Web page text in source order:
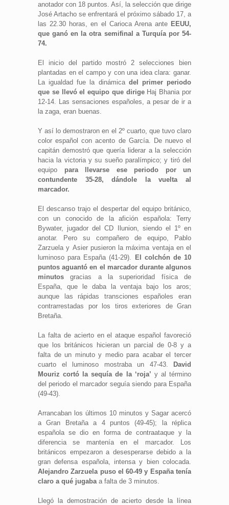
anotador con 18 puntos. Así, la selección que dirige
José Artacho se enfrentará el próximo sábado 17, a
las 22.30 horas, en el Carioca Arena anteEEUU,
que ganó en la otra semifinal a Turquía por 54-
74.
El inicio del partido mostró 2 selecciones bien
plantadas en el campo y con una idea clara: ganar.
La igualdad fue la dinámica del primer periodo
que se llevó el equipo que dirige Haj Bhania por
12-14. Las sensaciones españoles, a pesar de ir a
la zaga, eran buenas.
Y así lo demostraron en el 2º cuarto, que tuvo claro
color español con acento de García. De nuevo el
capitán demostró que quería liderar a la selección
hacia la victoria y su sueño paralímpico; y tiró del
equipo para llevarse ese periodo por un
contundente 35-28, dándole la vuelta al
marcador.
El descanso trajo el despertar del equipo británico,
con un conocido de la afición española: Terry
Bywater, jugador del CD Ilunion, siendo el 1º en
anotar. Pero su compañero de equipo, Pablo
Zarzuela y Asier pusieron la máxima ventaja en el
luminoso para España (41-29).
El colchón de 10
puntos aguantó en el marcador durante algunos
minutos gracias a la superioridad física de
España, que le daba la ventaja bajo los aros;
aunque las rápidas transciones españoles eran
contrarrestadas por los tiros exteriores de Gran
Bretaña.
La falta de acierto en el ataque español favoreció
que los británicos hicieran un parcial de 0-8 y a
falta de un minuto y medio para acabar el tercer
cuarto el luminoso mostraba un 47-43.
David
Mouriz cortó la sequía de la ‘roja’ y al término
del periodo el marcador seguía siendo para España
(49-43).
Arrancaban los últimos 10 minutos y Sagar acercó
a Gran Bretaña a 4 puntos (49-45); la réplica
española se dio en forma de contraataque y la
diferencia se mantenía en el marcador. Los
británicos empezaron a desesperarse debido a la
gran defensa española, intensa y bien colocada.
Alejandro Zarzuela puso el 60-49 y España tenía
claro a qué jugabaa falta de 3 minutos.
Llegó la demostración de acierto desde la línea